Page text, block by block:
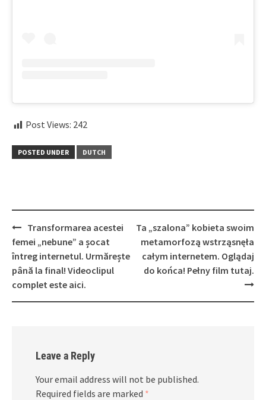
Post Views: 242
POSTED UNDER DUTCH
Post
navigation
Transformarea acestei
femei „nebune” a șocat
întreg internetul. Urmărește
până la final! Videoclipul
complet este aici.
Ta „szalona” kobieta swoim
metamorfozą wstrząsnęła
całym internetem. Oglądaj
do końca! Pełny film tutaj.
Leave a Reply
Your email address will not be published.
Required fields are marked *